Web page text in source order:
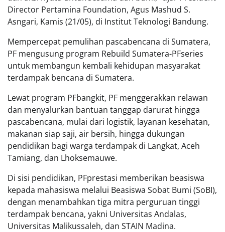
Director Pertamina Foundation, Agus Mashud S.
Asngari, Kamis (21/05), di Institut Teknologi Bandung.
Mempercepat pemulihan pascabencana di Sumatera,
PF mengusung program Rebuild Sumatera-PFseries
untuk membangun kembali kehidupan masyarakat
terdampak bencana di Sumatera.
Lewat program PFbangkit, PF menggerakkan relawan
dan menyalurkan bantuan tanggap darurat hingga
pascabencana, mulai dari logistik, layanan kesehatan,
makanan siap saji, air bersih, hingga dukungan
pendidikan bagi warga terdampak di Langkat, Aceh
Tamiang, dan Lhoksemauwe.
Di sisi pendidikan, PFprestasi memberikan beasiswa
kepada mahasiswa melalui Beasiswa Sobat Bumi (SoBI),
dengan menambahkan tiga mitra perguruan tinggi
terdampak bencana, yakni Universitas Andalas,
Universitas Malikussaleh, dan STAIN Madina.